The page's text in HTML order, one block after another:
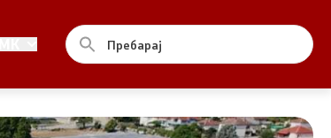
Контакт
Изјава за пристапност